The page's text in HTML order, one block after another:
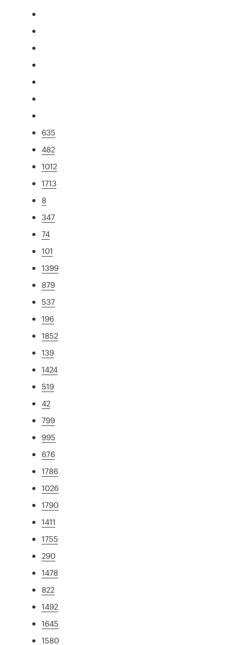
635
482
1012
1713
8
347
74
101
1399
879
537
196
1852
139
1424
519
42
799
995
676
1786
1026
1790
1411
1755
290
1478
822
1492
1645
1580